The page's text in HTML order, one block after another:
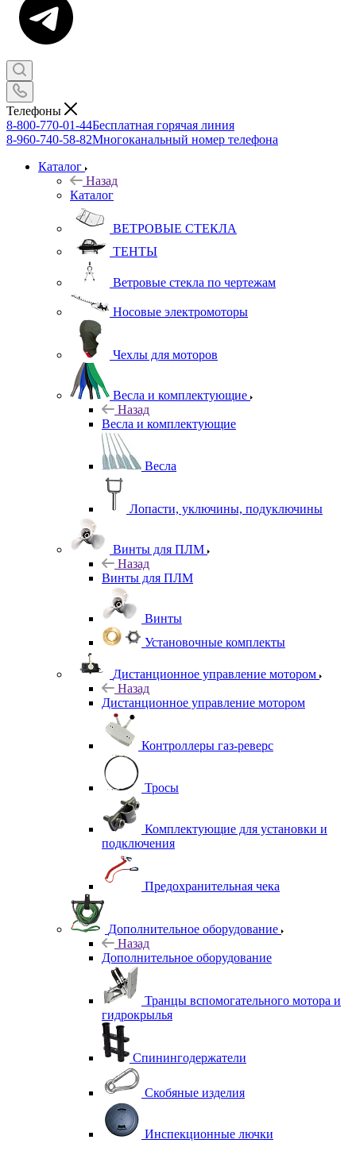
Телефоны
8-800-770-01-44Бесплатная горячая линия
8-960-740-58-82Многоканальный номер телефона
Каталог
Назад
Каталог
ВЕТРОВЫЕ СТЕКЛА
ТЕНТЫ
Ветровые стекла по чертежам
Носовые электромоторы
Чехлы для моторов
Весла и комплектующие
Назад
Весла и комплектующие
Весла
Лопасти, уключины, подуключины
Винты для ПЛМ
Назад
Винты для ПЛМ
Винты
Установочные комплекты
Дистанционное управление мотором
Назад
Дистанционное управление мотором
Контроллеры газ-реверс
Тросы
Комплектующие для установки и
подключения
Предохранительная чека
Дополнительное оборудование
Назад
Дополнительное оборудование
Транцы вспомогательного мотора и
гидрокрылья
Спинингодержатели
Скобяные изделия
Инспекционные лючки